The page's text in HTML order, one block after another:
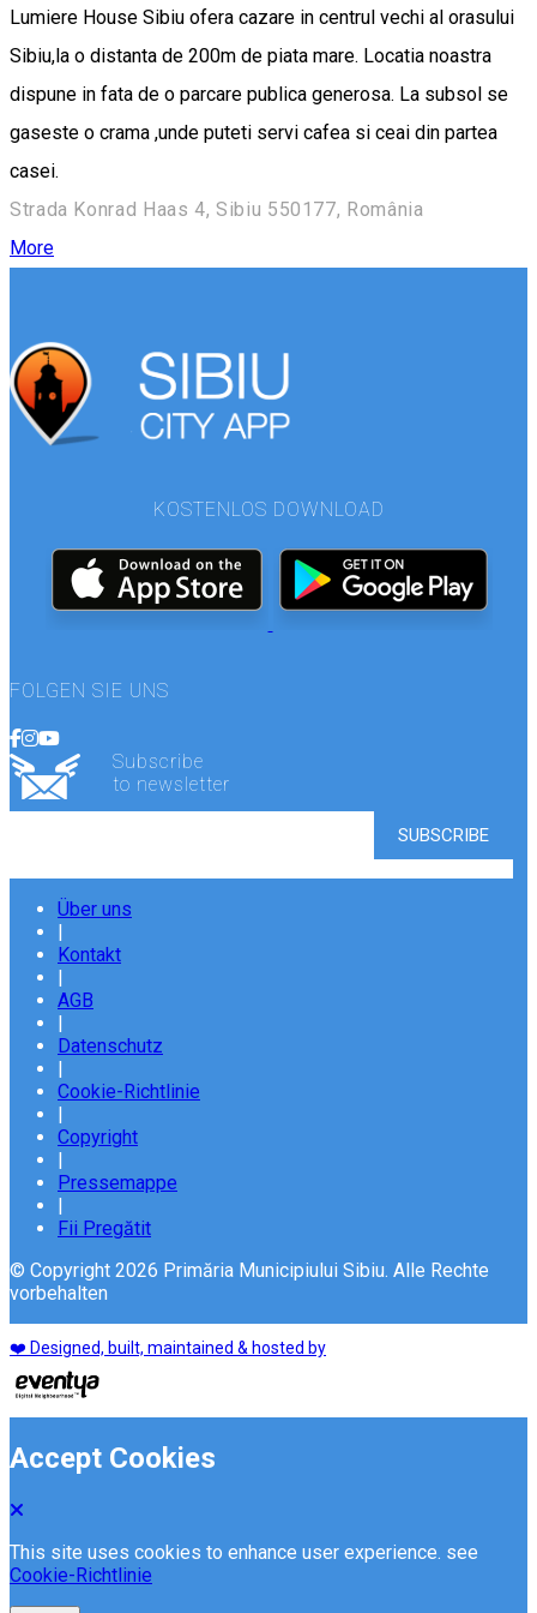
Lumiere House Sibiu ofera cazare in centrul vechi al orasului
Sibiu,la o distanta de 200m de piata mare. Locatia noastra
dispune in fata de o parcare publica generosa. La subsol se
gaseste o crama ,unde puteti servi cafea si ceai din partea
casei.
Strada Konrad Haas 4, Sibiu 550177, România
More
KOSTENLOS DOWNLOAD
FOLGEN SIE UNS
Subscribe
to newsletter
Über uns
|
Kontakt
|
AGB
|
Datenschutz
|
Cookie-Richtlinie
|
Copyright
|
Pressemappe
|
Fii Pregătit
© Copyright 2026 Primăria Municipiului Sibiu. Alle Rechte
vorbehalten
❤️ Designed, built, maintained & hosted by
Accept Cookies
This site uses cookies to enhance user experience. see
Cookie-Richtlinie